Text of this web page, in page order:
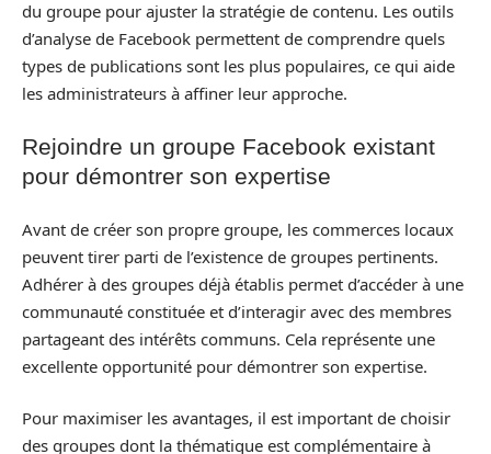
du groupe pour ajuster la stratégie de contenu. Les outils
d’analyse de Facebook permettent de comprendre quels
types de publications sont les plus populaires, ce qui aide
les administrateurs à affiner leur approche.
Rejoindre un groupe Facebook existant
pour démontrer son expertise
Avant de créer son propre groupe, les commerces locaux
peuvent tirer parti de l’existence de groupes pertinents.
Adhérer à des groupes déjà établis permet d’accéder à une
communauté constituée et d’interagir avec des membres
partageant des intérêts communs. Cela représente une
excellente opportunité pour démontrer son expertise.
Pour maximiser les avantages, il est important de choisir
des groupes dont la thématique est complémentaire à